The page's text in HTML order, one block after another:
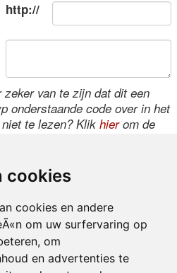
cookies
cookies en andere
om uw surfervaring op
om
en advertenties te
http://
van te zijn dat dit een
onderstaande code over in het
te lezen? Klik hierom de